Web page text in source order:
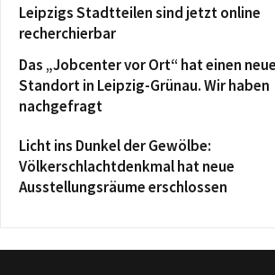
Leipzigs Stadtteilen sind jetzt online
recherchierbar
Das „Jobcenter vor Ort“ hat einen
Standort in Leipzig-Grünau. Wir haben
nachgefragt
Licht ins Dunkel der Gewölbe:
Völkerschlachtdenkmal hat neue
Ausstellungsräume erschlossen